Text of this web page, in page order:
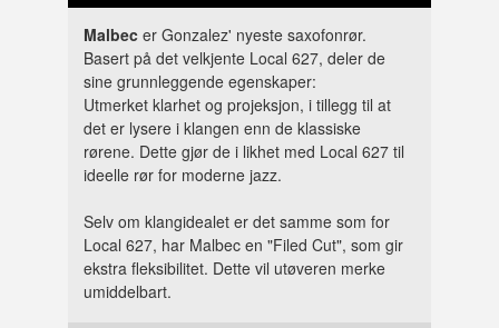
Malbec er Gonzalez' nyeste saxofonrør.
Basert på det velkjente Local 627, deler de
sine grunnleggende egenskaper:
Utmerket klarhet og projeksjon, i tillegg til at
det er lysere i klangen enn de klassiske
rørene. Dette gjør de i likhet med Local 627 til
ideelle rør for moderne jazz.
Selv om klangidealet er det samme som for
Local 627, har Malbec en "Filed Cut", som gir
ekstra fleksibilitet. Dette vil utøveren merke
umiddelbart.